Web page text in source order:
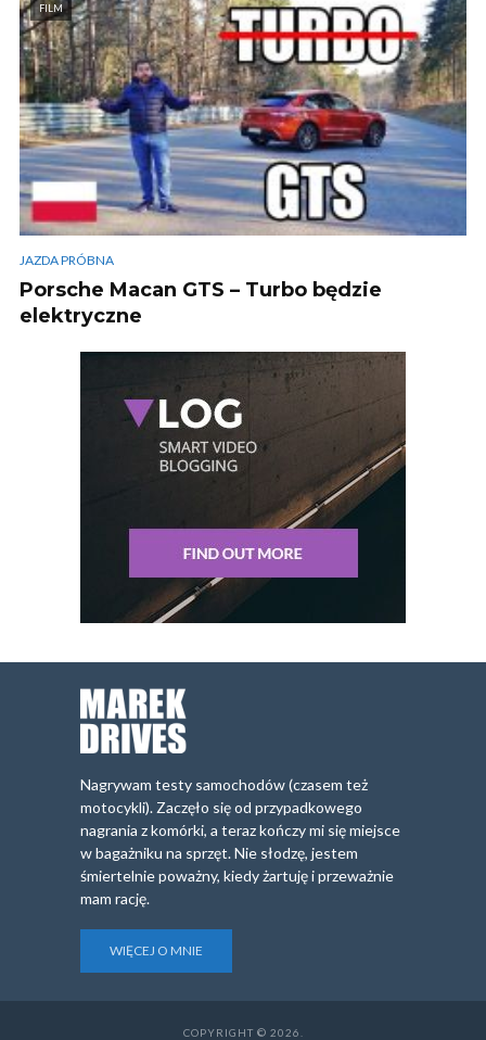
FILM
JAZDA PRÓBNA
Porsche Macan GTS – Turbo będzie
elektryczne
Nagrywam testy samochodów (czasem też
motocykli). Zaczęło się od przypadkowego
nagrania z komórki, a teraz kończy mi się miejsce
w bagażniku na sprzęt. Nie słodzę, jestem
śmiertelnie poważny, kiedy żartuję i przeważnie
mam rację.
WIĘCEJ O MNIE
COPYRIGHT © 2026.